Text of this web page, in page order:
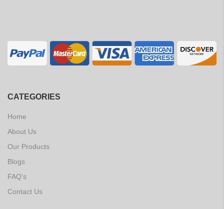
CATEGORIES
Home
About Us
Our Products
Blogs
FAQ's
Contact Us